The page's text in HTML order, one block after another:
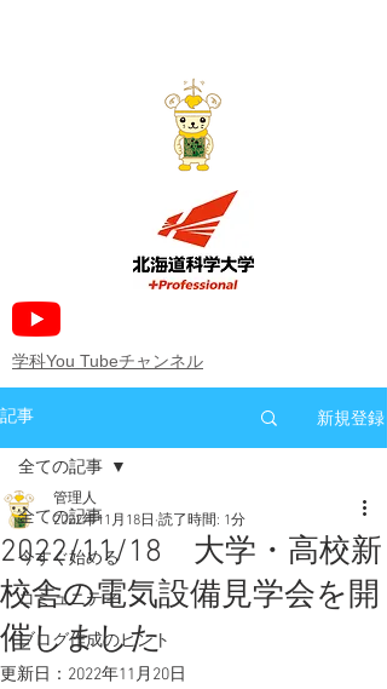
​学科You Tubeチャンネル
記事 新規登録
全ての記事
今すぐ始める
コミュニティ
ブログ作成のヒント
全ての記事
2022/11/18 大学・高校新
校舎の電気設備見学会を開
催しました
管理人
2022年11月18日 読了時間: 1分
更新日： 2022年11月20日